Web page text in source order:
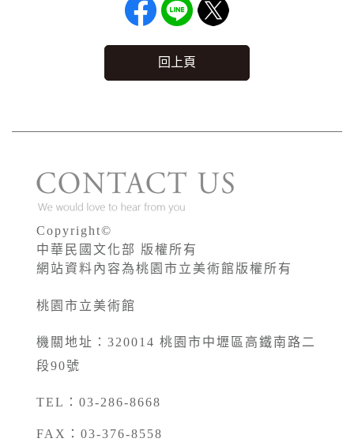
回上頁
Copyright©
中華民國文化部 版權所有
網站資料內容為桃園市立美術館版權所有
桃園市立美術館
機關地址：320014 桃園市中壢區高鐵南路二
段90號
TEL：03-286-8668
FAX：03-376-8558